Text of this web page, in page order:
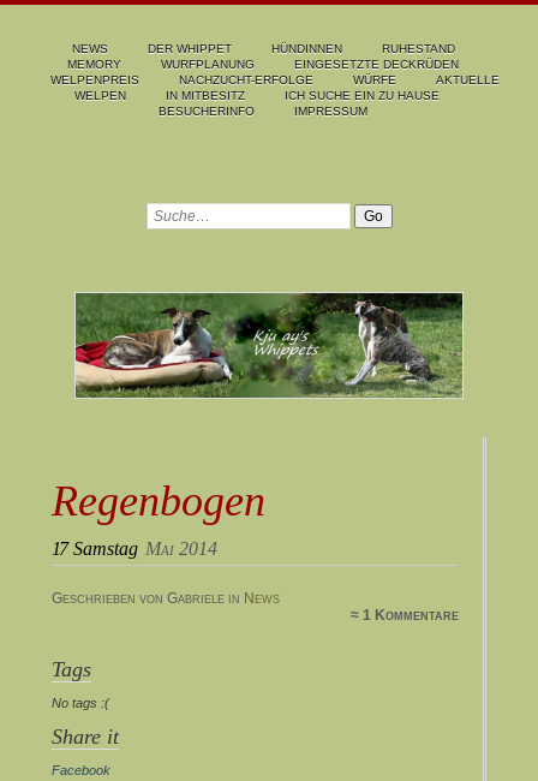
NEWS DER WHIPPET HÜNDINNEN
RUHESTAND
MEMORY
WURFPLANUNG
EINGESETZTE DECKRÜDEN
WELPENPREIS
NACHZUCHT-ERFOLGE WÜRFE
AKTUELLE
WELPEN
IN MITBESITZ
ICH SUCHE EIN ZU HAUSE
BESUCHERINFO
IMPRESSUM
Regenbogen
17 Samstag Mai 2014
Geschrieben von Gabriele in News
≈ 1 Kommentare
Tags
No tags :(
Share it
Facebook